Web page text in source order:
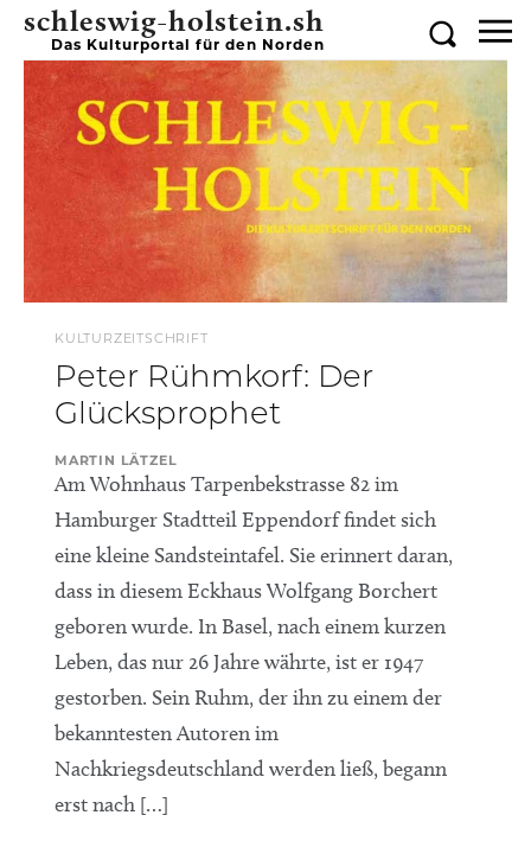
schleswig-holstein.sh
Das Kulturportal für den Norden
KULTURZEITSCHRIFT
Peter Rühmkorf: Der
Glücksprophet
MARTIN LÄTZEL
Am Wohnhaus Tarpenbekstrasse 82 im
Hamburger Stadtteil Eppendorf findet sich
eine kleine Sandsteintafel. Sie erinnert daran,
dass in diesem Eckhaus Wolfgang Borchert
geboren wurde. In Basel, nach einem kurzen
Leben, das nur 26 Jahre währte, ist er 1947
gestorben. Sein Ruhm, der ihn zu einem der
bekanntesten Autoren im
Nachkriegsdeutschland werden ließ, begann
erst nach […]